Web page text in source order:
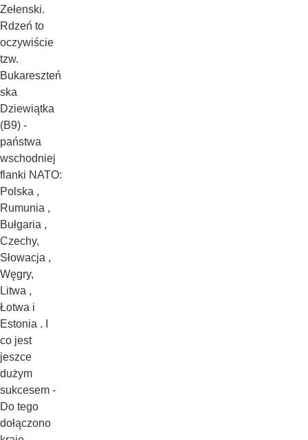
Zełenski.
Rdzeń to
oczywiście
tzw.
Bukareszteń
ska
Dziewiątka
(B9) -
państwa
wschodniej
flanki NATO:
Polska ,
Rumunia ,
Bułgaria ,
Czechy,
Słowacja ,
Węgry,
Litwa ,
Łotwa i
Estonia . I
co jest
jeszce
dużym
sukcesem -
Do tego
dołączono